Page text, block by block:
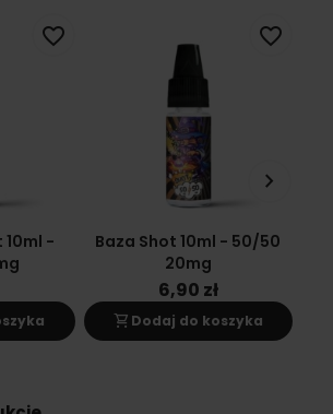
10ml -
favorite_border
Baza Shot 10ml - 50/50
20mg
6,90 zł
shopping_cart Dodaj do koszyka
favorite_border
keyboard_arrow_right